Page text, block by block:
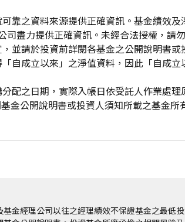
靠之資料來源提供正確資訊。基金績效
盡力提供正確資訊。未經合法授權，請
並請於投資前詳閱各基金之公開說明書或
自成立以來」之淨值資料，因此「自成
配之日期，實際入帳日依受託人作業處理
金公開說明書或投資人須知所載之基金
金經理公司以往之經理績效不保證基金之最低